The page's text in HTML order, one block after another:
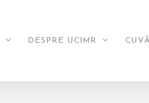
DESPRE UCIMR